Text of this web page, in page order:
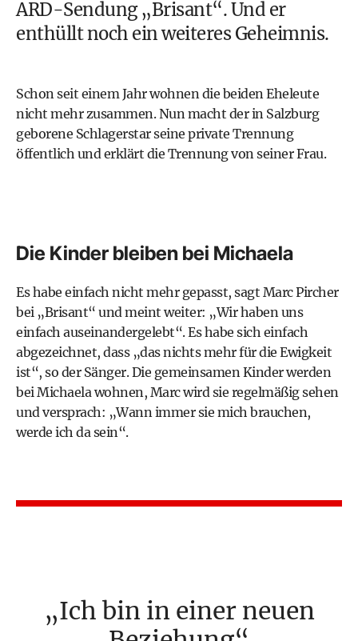
ARD-Sendung „Brisant“. Und er
enthüllt noch ein weiteres Geheimnis.
Schon seit einem Jahr wohnen die beiden Eheleute
nicht mehr zusammen. Nun macht der in Salzburg
geborene Schlagerstar seine private Trennung
öffentlich und erklärt die Trennung von seiner Frau.
Die Kinder bleiben bei Michaela
Es habe einfach nicht mehr gepasst, sagt Marc Pircher
bei „Brisant“ und meint weiter: „Wir haben uns
einfach auseinandergelebt“. Es habe sich einfach
abgezeichnet, dass „das nichts mehr für die Ewigkeit
ist“, so der Sänger. Die gemeinsamen Kinder werden
bei Michaela wohnen, Marc wird sie regelmäßig sehen
und versprach: „Wann immer sie mich brauchen,
werde ich da sein“.
Ich bin in einer neuen